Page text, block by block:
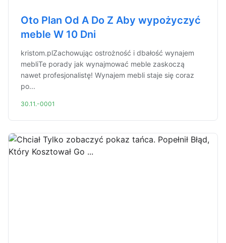
Oto Plan Od A Do Z Aby wypożyczyć
meble W 10 Dni
kristom.plZachowując ostrożność i dbałość wynajem
mebliTe porady jak wynajmować meble zaskoczą
nawet profesjonalistę! Wynajem mebli staje się coraz
po...
30.11.-0001